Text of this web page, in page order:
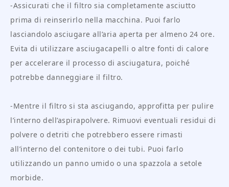
-Assicurati che il filtro sia completamente asciutto
prima di reinserirlo nella macchina. Puoi farlo
lasciandolo asciugare all’aria aperta per almeno 24 ore.
Evita di utilizzare asciugacapelli o altre fonti di calore
per accelerare il processo di asciugatura, poiché
potrebbe danneggiare il filtro.
-Mentre il filtro si sta asciugando, approfitta per pulire
l’interno dell’aspirapolvere. Rimuovi eventuali residui di
polvere o detriti che potrebbero essere rimasti
all’interno del contenitore o dei tubi. Puoi farlo
utilizzando un panno umido o una spazzola a setole
morbide.